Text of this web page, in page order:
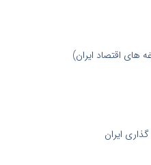
های اقتصاد ایران)
ایران